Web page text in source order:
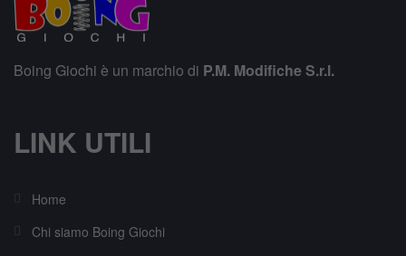
Boing Giochi è un marchio di P.M. Modifiche S.r.l.
LINK UTILI
Home
Chi siamo Boing Giochi